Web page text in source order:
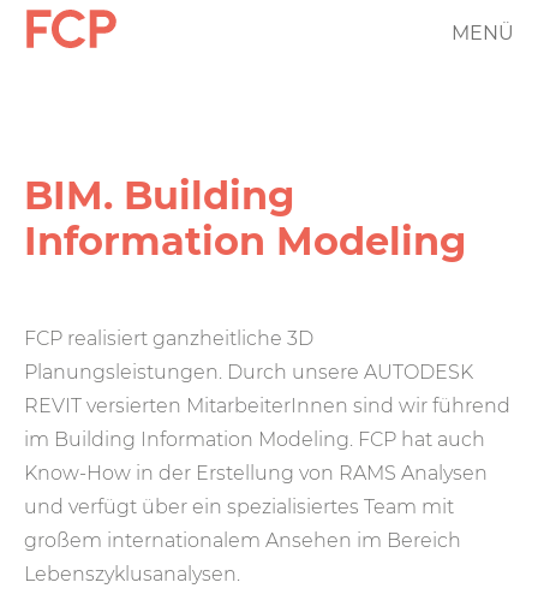
Direkt
zumFCP
Logo
MENÜ
BIM. Building
Information Modeling
FCP realisiert ganzheitliche 3D
Planungsleistungen. Durch unsere AUTODESK
REVIT versierten MitarbeiterInnen sind wir führend
im Building Information Modeling. FCP hat auch
Know-How in der Erstellung von RAMS Analysen
und verfügt über ein spezialisiertes Team mit
großem internationalem Ansehen im Bereich
Lebenszyklusanalysen.